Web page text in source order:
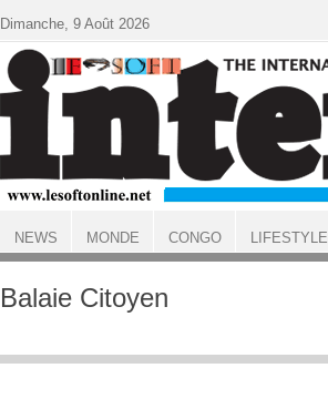
ACCUEIL
Balaie Citoyen
Dimanche, 9 Août 2026
NEWS MONDE CONGO LIFESTYLE